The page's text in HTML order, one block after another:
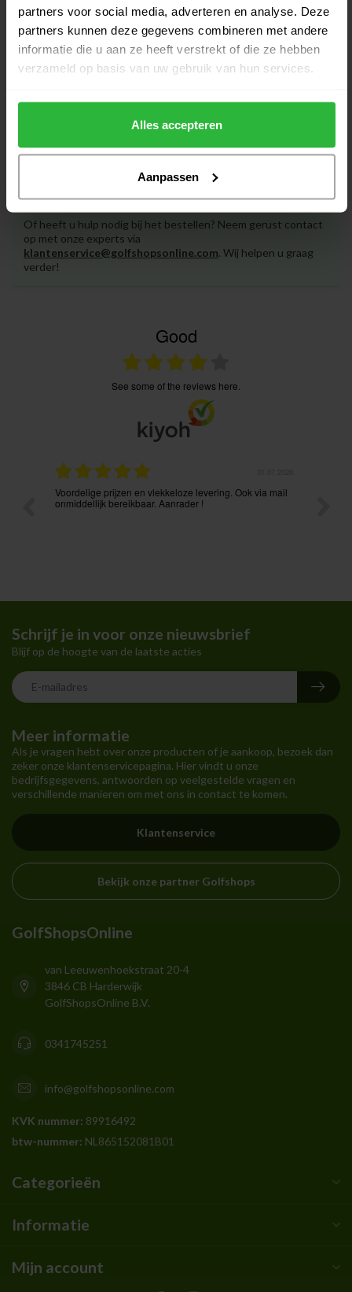
partners voor social media, adverteren en analyse. Deze
partners kunnen deze gegevens combineren met andere
informatie die u aan ze heeft verstrekt of die ze hebben
verzameld op basis van uw gebruik van hun services.
Alles accepteren
Aanpassen
Big Max Aqua UV Golfparaplu
Fuchsia
Niet op voorraad
€45,00
Of heeft u hulp nodig bij het bestellen? Neem gerust contact
op met onze experts via
klantenservice@golfshopsonline.com. Wij helpen u graag
verder!
Good
see some of the reviews here.
Voordelige prijzen en vlekkeloze levering. Ook via mail
onmiddellijk bereikbaar. Aanrader !
Meer informatie
Als je vragen hebt over onze producten of je aankoop, bezoek dan
zeker onze klantenservicepagina. Hier vindt u onze
bedrijfsgegevens, antwoorden op veelgestelde vragen en
verschillende manieren om met ons in contact te komen.
Klantenservice
Bekijk onze partner Golfshops
Schrijf je in voor onze nieuwsbrief
Blijf op de hoogte van de laatste acties
GolfShopsOnline
van Leeuwenhoekstraat 20-4
3846 CB Harderwijk
GolfShopsOnline B.V.
0341745251
info@golfshopsonline.com
KVK nummer: 89916492
btw-nummer: NL865152081B01
Categorieën
Informatie
Mijn account